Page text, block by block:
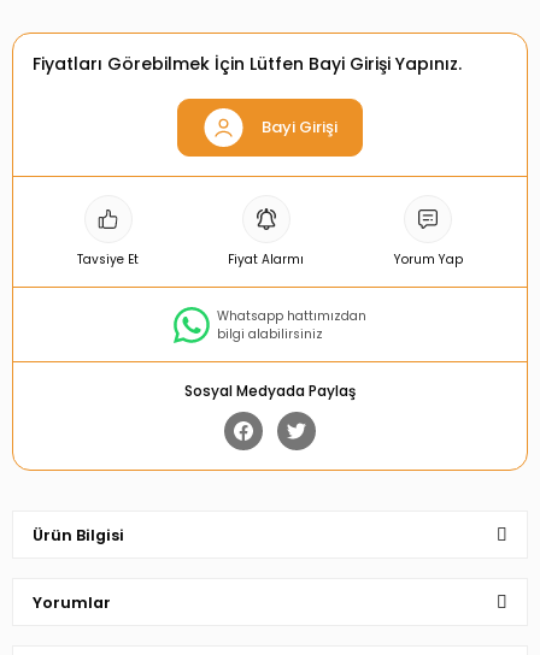
Fiyatları Görebilmek İçin Lütfen Bayi Girişi Yapınız.
Bayi Girişi
Tavsiye Et Fiyat Alarmı Yorum Yap
Whatsapp hattımızdan
bilgi alabilirsiniz
Sosyal Medyada Paylaş
Ürün Bilgisi
Yorumlar